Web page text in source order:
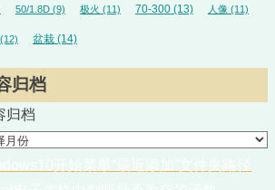
50/1.8D (9) 极火 (11) 70-300 (13) 人像 (11)
(12) 盆栽 (14)
归档
归档